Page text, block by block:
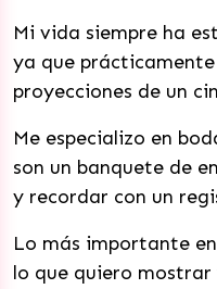
Mi vida siempre ha
ya que
proyecciones de un
Me especializo en
son un banquete de
y recordar con un
Lo más importante
lo que quiero mostrar